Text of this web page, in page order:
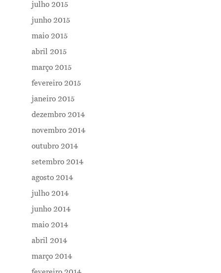
julho 2015
junho 2015
maio 2015
abril 2015
março 2015
fevereiro 2015
janeiro 2015
dezembro 2014
novembro 2014
outubro 2014
setembro 2014
agosto 2014
julho 2014
junho 2014
maio 2014
abril 2014
março 2014